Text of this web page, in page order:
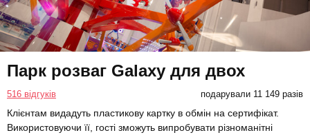
Парк розваг Galaxy для двох
516 відгуків подарували 11 149 разів
Клієнтам видадуть пластикову картку в обмін на сертифікат.
Використовуючи її, гості зможуть випробувати різноманітні